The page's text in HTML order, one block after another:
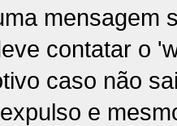
mensagem
contatar o
caso não
e